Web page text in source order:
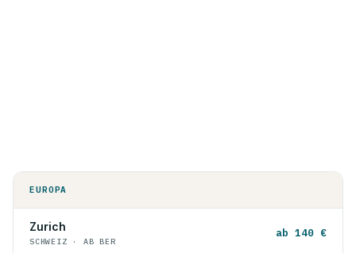
EUROPA
Zurich
SCHWEIZ · AB BER
ab 140 €